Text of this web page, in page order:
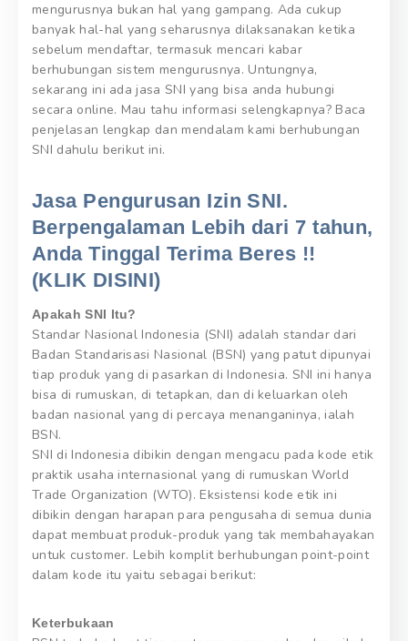
mengurusnya bukan hal yang gampang. Ada cukup
banyak hal-hal yang seharusnya dilaksanakan ketika
sebelum mendaftar, termasuk mencari kabar
berhubungan sistem mengurusnya. Untungnya,
sekarang ini ada jasa SNI yang bisa anda hubungi
secara online. Mau tahu informasi selengkapnya? Baca
penjelasan lengkap dan mendalam kami berhubungan
SNI dahulu berikut ini.
Jasa Pengurusan Izin SNI.
Berpengalaman Lebih dari 7 tahun,
Anda Tinggal Terima Beres !!
(KLIK DISINI)
Apakah SNI Itu?
Standar Nasional Indonesia (SNI) adalah standar dari
Badan Standarisasi Nasional (BSN) yang patut dipunyai
tiap produk yang di pasarkan di Indonesia. SNI ini hanya
bisa di rumuskan, di tetapkan, dan di keluarkan oleh
badan nasional yang di percaya menanganinya, ialah
BSN.
SNI di Indonesia dibikin dengan mengacu pada kode etik
praktik usaha internasional yang di rumuskan World
Trade Organization (WTO). Eksistensi kode etik ini
dibikin dengan harapan para pengusaha di semua dunia
dapat membuat produk-produk yang tak membahayakan
untuk customer. Lebih komplit berhubungan point-point
dalam kode itu yaitu sebagai berikut:
Keterbukaan